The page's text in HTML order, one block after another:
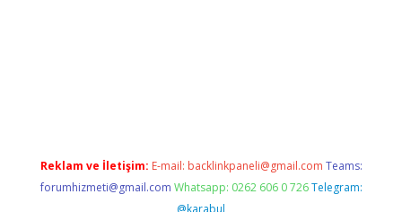
Reklam ve İletişim: E-mail: backlinkpaneli@gmail.com Teams:
forumhizmeti@gmail.com Whatsapp: 0262 606 0 726 Telegram:
@karabul